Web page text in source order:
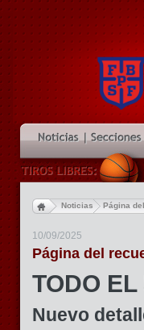
Noticias Página
10/09/2025
Página del
TODO
Nuevo